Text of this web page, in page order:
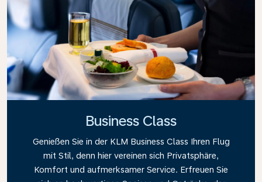
Business Class
Genießen Sie in der KLM Business Class Ihren Flug
mit Stil, denn hier vereinen sich Privatsphäre,
Komfort und aufmerksamer Service. Erfreuen Sie